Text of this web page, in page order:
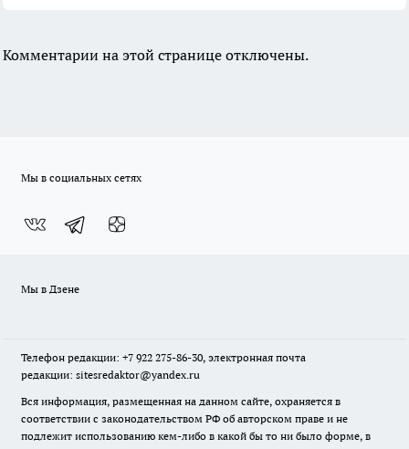
Комментарии на этой странице отключены.
Мы в социальных сетях
Мы в Дзене
Телефон редакции: +7 922 275-86-30, электронная почта
редакции: sitesredaktor@yandex.ru
Вся информация, размещенная на данном сайте, охраняется в
соответствии с законодательством РФ об авторском праве и не
подлежит использованию кем-либо в какой бы то ни было форме, в